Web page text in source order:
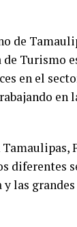
de
de
en el
diferentes
las